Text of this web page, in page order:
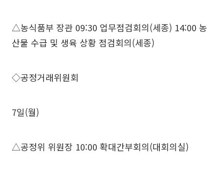
△농식품부 장관 09:30 업무점검회의(세종) 14:00 농
산물 수급 및 생육 상황 점검회의(세종)
◇공정거래위원회
7일(월)
△공정위 위원장 10:00 확대간부회의(대회의실)